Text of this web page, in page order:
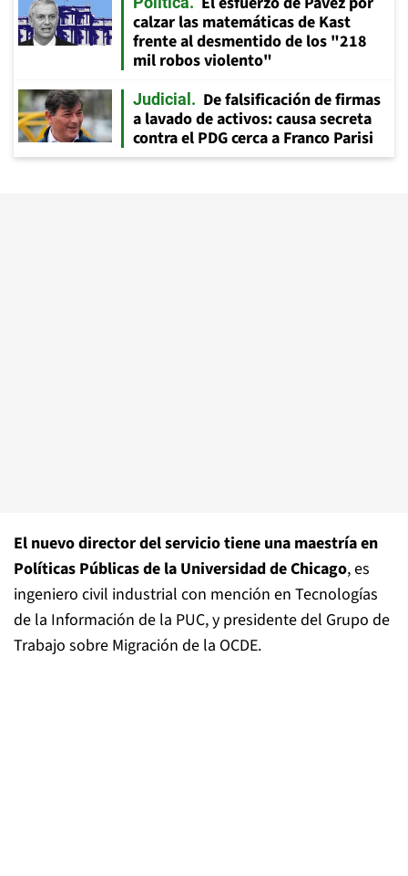
calzar las matemáticas de Kast
frente al desmentido de los "218
mil robos violento"
Judicial
De falsificación de firmas
a lavado de activos: causa secreta
contra el PDG cerca a Franco Parisi
El nuevo director del servicio tiene una maestría en
Políticas Públicas de la Universidad de Chicago, es
ingeniero civil industrial con mención en Tecnologías
de la Información de la PUC, y presidente del Grupo de
Trabajo sobre Migración de la OCDE.